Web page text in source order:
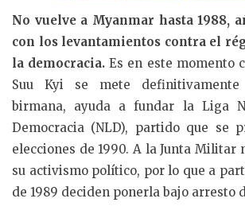
No vuelve a Myanmar hasta 1988,
con los levantamientos contra el
la democracia. Es en este momento
Suu Kyi se mete
birmana, ayuda a fundar la Liga
Democracia (NLD), partido que se
elecciones de 1990. A la Junta Militar
su activismo político, por lo que a
de 1989 deciden ponerla bajo arresto